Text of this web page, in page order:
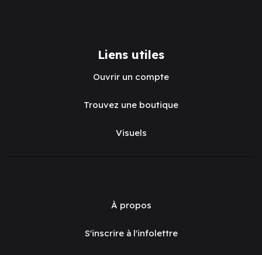
Liens utiles
Ouvrir un compte
Trouvez une boutique
Visuels
À propos
S'inscrire à l'infolettre